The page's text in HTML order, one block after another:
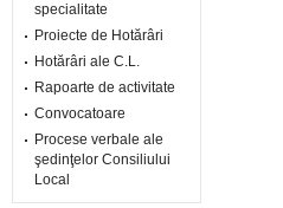
specialitate
Proiecte de Hotărâri
Hotărâri ale C.L.
Rapoarte de activitate
Convocatoare
Procese verbale ale
şedinţelor Consiliului
Local